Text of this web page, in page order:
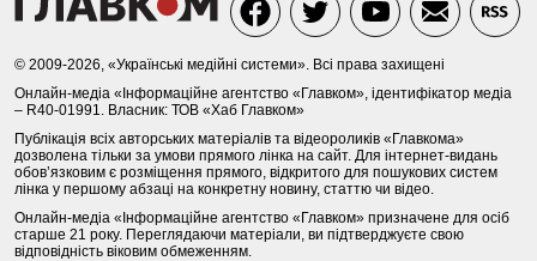
© 2009-2026, «Українські медійні системи». Всі права захищені
Онлайн-медіа «Інформаційне агентство «Главком», ідентифікатор медіа
– R40-01991. Власник: ТОВ «Хаб Главком»
Публікація всіх авторських матеріалів та відеороликів «Главкома»
дозволена тільки за умови прямого лінка на сайт. Для інтернет-видань
обов’язковим є розміщення прямого, відкритого для пошукових систем
лінка у першому абзаці на конкретну новину, статтю чи відео.
Онлайн-медіа «Інформаційне агентство «Главком» призначене для осіб
старше 21 року. Переглядаючи матеріали, ви підтверджуєте свою
відповідність віковим обмеженням.